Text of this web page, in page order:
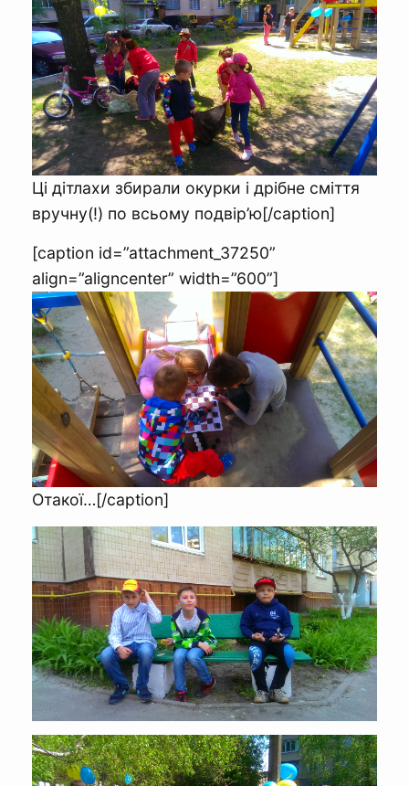
Ці дітлахи збирали окурки і дрібне сміття
вручну(!) по всьому подвір’ю[/caption]
[caption id=”attachment_37250”
align=”aligncenter” width=”600”]
Отакої…[/caption]